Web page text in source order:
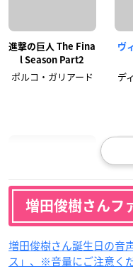
進撃の巨人 The Fina
l Season Part2
ポルコ・ガリアード
ヴ
デ
ピーチボーイリバー
サイド
ホーソン
ア
ン
増田俊樹さんフ
増田俊樹さん誕生日の音
ス」、※音量にご注意く